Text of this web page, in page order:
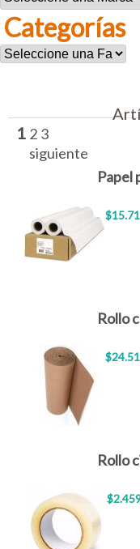
Categorías
1 2 3
siguiente
Papel
Rollo
Rollo